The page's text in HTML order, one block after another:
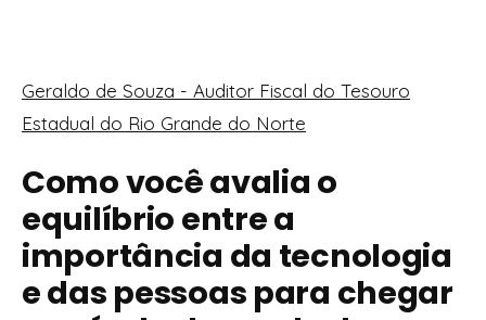
Geraldo de Souza - Auditor Fiscal do Tesouro
Estadual do Rio Grande do Norte
Como você avalia o
equilíbrio entre a
importância da tecnologia
e das pessoas para chegar